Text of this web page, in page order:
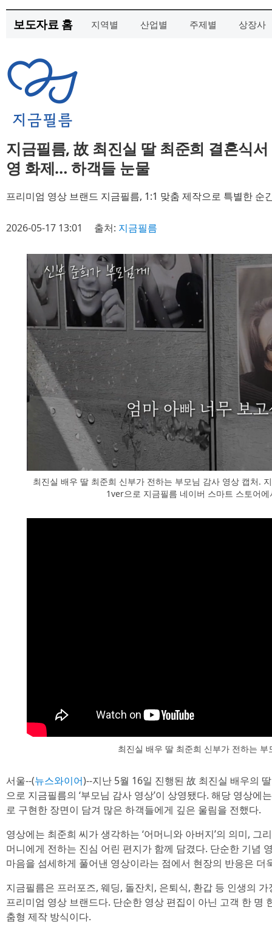
보도자료 홈 지역별 산업별 주제별 상장사
지금필름, 故 최진실 딸 최준희 결혼식
영 화제… 하객들 눈물
프리미엄 영상 브랜드 지금필름, 1:1 맞춤 제작으로 특별한 순
2026-05-17 13:01 출처: 지금필름
최진실 배우 딸 최준희 신부가 전하는 부모님 감사 영상 캡처.
1ver으로 지금필름 네이버 스마트 스토어
최진실 배우 딸 최준희 신부가 전하는 부
서울--(뉴스와이어)--지난 5월 16일 진행된 故 최진실 배우의
으로 지금필름의 ‘부모님 감사 영상’이 상영됐다. 해당 영상에
로 구현한 장면이 담겨 많은 하객들에게 깊은 울림을 전했다.
영상에는 최준희 씨가 생각하는 ‘어머니와 아버지’의 의미, 그
머니에게 전하는 진심 어린 편지가 함께 담겼다. 단순한 기념
마음을 섬세하게 풀어낸 영상이라는 점에서 현장의 반응은 더
지금필름은 프러포즈, 웨딩, 돌잔치, 은퇴식, 환갑 등 인생의
프리미엄 영상 브랜드다. 단순한 영상 편집이 아닌 고객 한 명
춤형 제작 방식이다.